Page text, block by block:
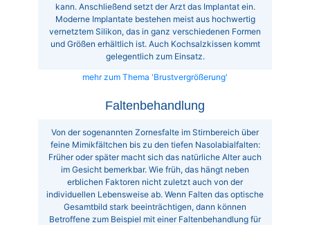
kann. Anschließend setzt der Arzt das Implantat ein.
Moderne Implantate bestehen meist aus hochwertig
vernetztem Silikon, das in ganz verschiedenen Formen
und Größen erhältlich ist. Auch Kochsalzkissen kommt
gelegentlich zum Einsatz.
mehr zum Thema 'Brustvergrößerung'
Faltenbehandlung
Von der sogenannten Zornesfalte im Stirnbereich über
feine Mimikfältchen bis zu den tiefen Nasolabialfalten:
Früher oder später macht sich das natürliche Alter auch
im Gesicht bemerkbar. Wie früh, das hängt neben
erblichen Faktoren nicht zuletzt auch von der
individuellen Lebensweise ab. Wenn Falten das optische
Gesamtbild stark beeinträchtigen, dann können
Betroffene zum Beispiel mit einer Faltenbehandlung für